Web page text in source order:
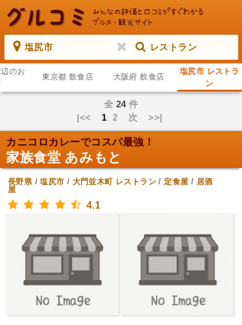
塩尻市 レストラン
のお
東京都 飲食店 大阪府 飲食店
塩尻市 レストラ
ン
全 24件
|<< 1 2 次 >>|
カニコロカレーでコスパ最強！
家族食堂 あみもと
長野県/塩尻市 / 大門並木町 レストラン/ 定食屋 / 居酒
屋
4.1